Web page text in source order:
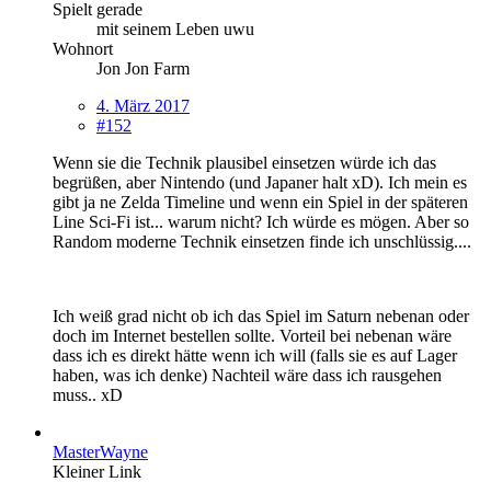
Spielt gerade
mit seinem Leben uwu
Wohnort
Jon Jon Farm
4. März 2017
#152
Wenn sie die Technik plausibel einsetzen würde ich das
begrüßen, aber Nintendo (und Japaner halt xD). Ich mein es
gibt ja ne Zelda Timeline und wenn ein Spiel in der späteren
Line Sci-Fi ist... warum nicht? Ich würde es mögen. Aber so
Random moderne Technik einsetzen finde ich unschlüssig....
Ich weiß grad nicht ob ich das Spiel im Saturn nebenan oder
doch im Internet bestellen sollte. Vorteil bei nebenan wäre
dass ich es direkt hätte wenn ich will (falls sie es auf Lager
haben, was ich denke) Nachteil wäre dass ich rausgehen
muss.. xD
MasterWayne
Kleiner Link